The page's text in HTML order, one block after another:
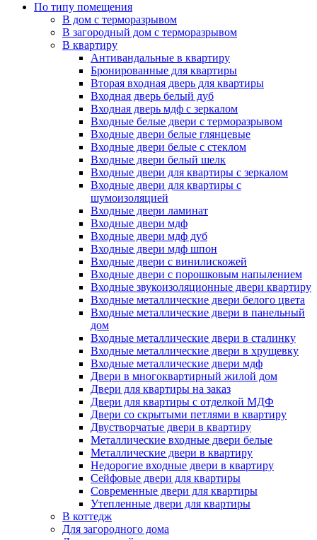
По типу помещения
В дом с терморазрывом
В загородный дом с терморазрывом
В квартиру
Антивандальные в квартиру
Бронированные для квартиры
Вторая входная дверь для квартиры
Входная дверь белый дуб
Входная дверь мдф с зеркалом
Входные белые двери с терморазрывом
Входные двери белые глянцевые
Входные двери белые с стеклом
Входные двери белый шелк
Входные двери для квартиры с зеркалом
Входные двери для квартиры с
шумоизоляцией
Входные двери ламинат
Входные двери мдф
Входные двери мдф дуб
Входные двери мдф шпон
Входные двери с винилискожей
Входные двери с порошковым напылением
Входные звукоизоляционные двери квартиру
Входные металлические двери белого цвета
Входные металлические двери в панельный
дом
Входные металлические двери в сталинку
Входные металлические двери в хрущевку
Входные металлические двери мдф
Двери в многоквартирный жилой дом
Двери для квартиры на заказ
Двери для квартиры с отделкой МДФ
Двери со скрытыми петлями в квартиру
Двустворчатые двери в квартиру
Металлические входные двери белые
Металлические двери в квартиру
Недорогие входные двери в квартиру
Сейфовые двери для квартиры
Современные двери для квартиры
Утепленные двери для квартиры
В коттедж
Для загородного дома